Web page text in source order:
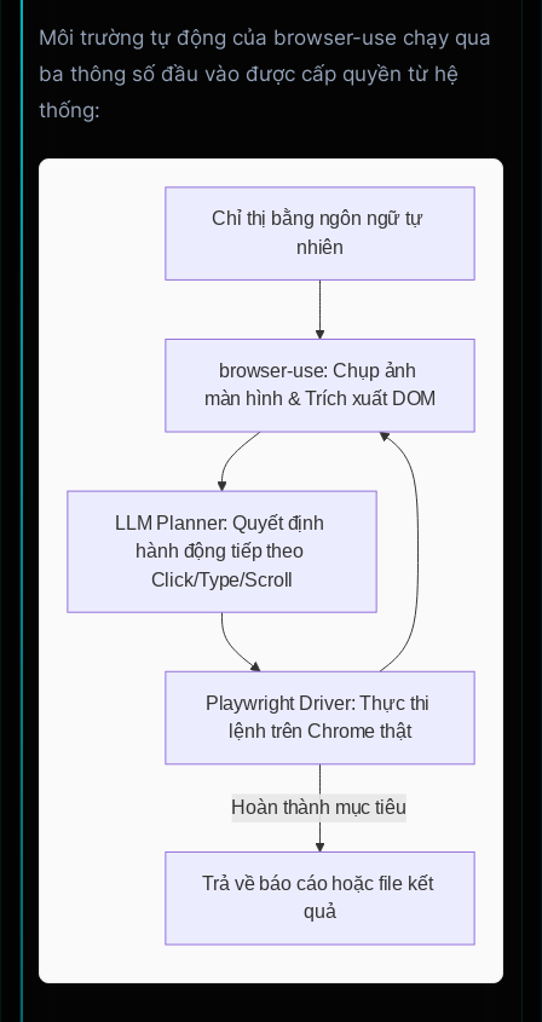
Môi trường tự động của browser-use chạy qua
ba thông số đầu vào được cấp quyền từ hệ
thống: